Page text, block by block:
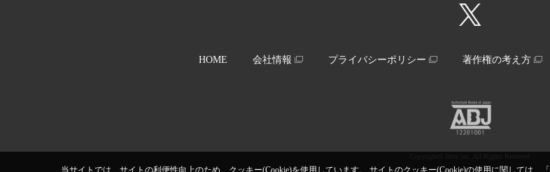
当サイトでは、サイトの利便性向上のため、クッキー(Cookie)を使用しています。 サイトのクッキー(Cookie)の使用に関しては、「
HOME 会社情報 プライバシーポリシー 著作権の考え方